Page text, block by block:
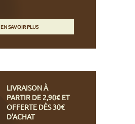
EN SAVOIR PLUS
LIVRAISON À
PARTIR DE 2,90€ ET
OFFERTE DÈS 30€
D'ACHAT